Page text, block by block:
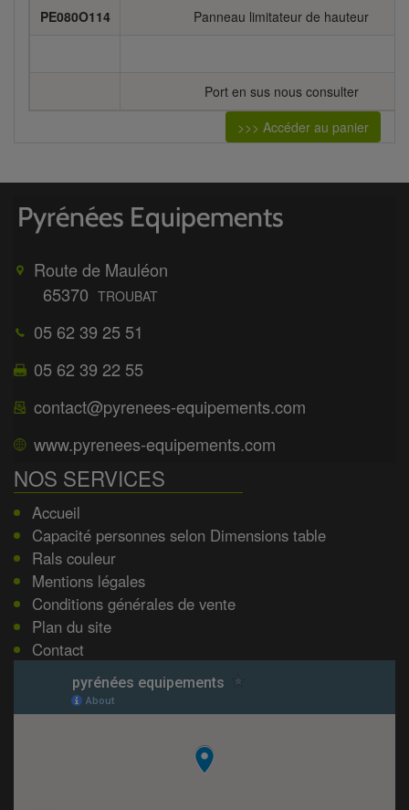
PE080O114 Panneau limitateur de hauteur
Port en sus nous consulter
>>> Accéder au panier
Route de Mauléon
65370 TROUBAT
05 62 39 25 51
05 62 39 22 55
contact@pyrenees-equipements.com
www.pyrenees-equipements.com
NOS SERVICES
Accueil
Capacité personnes selon Dimensions table
Rals couleur
Mentions légales
Conditions générales de vente
Plan du site
Contact